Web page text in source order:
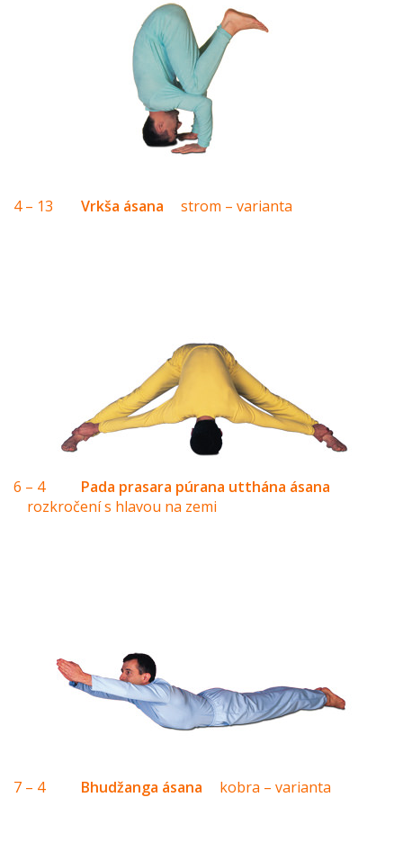
4 – 13 Vrkša ásana strom – varianta
6 – 4
Pada prasara púrana utthána ásana
rozkročení s hlavou na zemi
7 – 4 Bhudžanga ásana kobra – varianta